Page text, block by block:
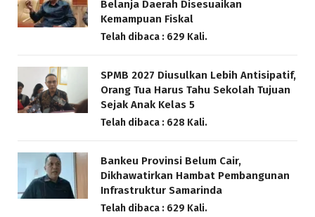
Belanja Daerah Disesuaikan
Kemampuan Fiskal
Telah dibaca : 629 Kali.
SPMB 2027 Diusulkan Lebih Antisipatif,
Orang Tua Harus Tahu Sekolah Tujuan
Sejak Anak Kelas 5
Telah dibaca : 628 Kali.
Bankeu Provinsi Belum Cair,
Dikhawatirkan Hambat Pembangunan
Infrastruktur Samarinda
Telah dibaca : 629 Kali.